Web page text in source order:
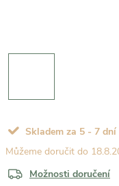
Skladem za 5 - 7 dní
Možnosti doručení